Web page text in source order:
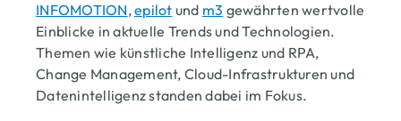
INFOMOTION,epilot und m3 gewährten wertvolle
Einblicke in aktuelle Trends und Technologien.
Themen wie künstliche Intelligenz und RPA,
Change Management, Cloud-Infrastrukturen und
Datenintelligenz standen dabei im Fokus.